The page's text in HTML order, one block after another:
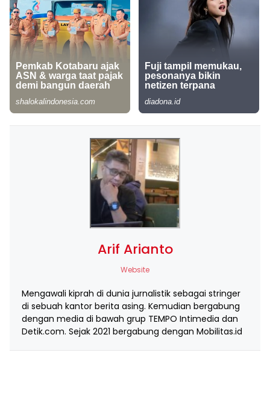
Arif Arianto
Website
Mengawali kiprah di dunia jurnalistik sebagai stringer
di sebuah kantor berita asing. Kemudian bergabung
dengan media di bawah grup TEMPO Intimedia dan
Detik.com. Sejak 2021 bergabung dengan Mobilitas.id